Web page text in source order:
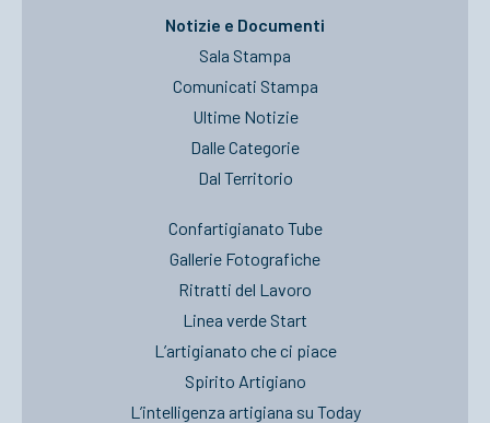
Notizie e Documenti
Sala Stampa
Comunicati Stampa
Ultime Notizie
Dalle Categorie
Dal Territorio
Confartigianato Tube
Gallerie Fotografiche
Ritratti del Lavoro
Linea verde Start
L’artigianato che ci piace
Spirito Artigiano
L’intelligenza artigiana su Today